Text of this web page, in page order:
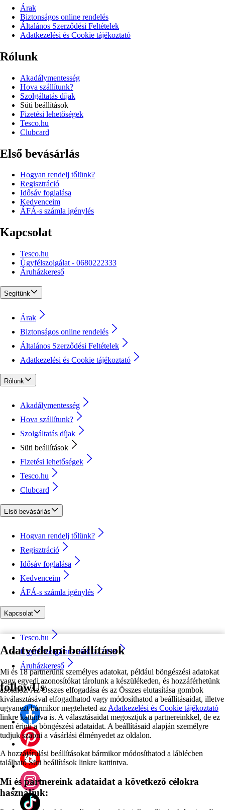
Adatvédelmi beállítások
Mi és 18 partnerünk személyes adatokat, például böngészési adatokat
vagy egyedi azonosítókat tárolunk a készülékeden, és hozzáférhetünk
azokhoz. Az Összes elfogadása és az Összes elutasítása gombok
kiválasztásával elfogadhatod vagy módosíthatod a beállításaidat, illetve
ugyanezt bármikor megteheted az Adatkezelési és Cookie tájékoztató
linkre kattintva is. A választásaidat megosztjuk a partnereinkkel, de ez
nem érinti a böngészési adataidat. A beállításaid alapján személyre
tudjuk szabni a vásárlási élményedet az oldalon.
A hozzájárulási beállításokat bármikor módosíthatod a láblécben
található Süti beállítások linkre kattintva.
Mi és partnereink adataidat a következő célokra
használjuk:
Árak
Biztonságos online rendelés
Általános Szerződési Feltételek
Adatkezelési és Cookie tájékoztató
Rólunk
Akadálymentesség
Hova szállítunk?
Szolgáltatás díjak
Süti beállítások
Fizetési lehetőségek
Tesco.hu
Clubcard
Első bevásárlás
Hogyan rendelj tőlünk?
Regisztráció
Idősáv foglalása
Kedvenceim
ÁFÁ-s számla igénylés
Kapcsolat
Tesco.hu
Ügyfélszolgálat - 0680222333
Áruházkereső
Segítünk
Árak
Biztonságos online rendelés
Általános Szerződési Feltételek
Adatkezelési és Cookie tájékoztató
Rólunk
Akadálymentesség
Hova szállítunk?
Szolgáltatás díjak
Süti beállítások
Fizetési lehetőségek
Tesco.hu
Clubcard
Első bevásárlás
Hogyan rendelj tőlünk?
Regisztráció
Idősáv foglalása
Kedvenceim
ÁFÁ-s számla igénylés
Kapcsolat
Tesco.hu
Ügyfélszolgálat - 0680222333
Áruházkereső
followUs